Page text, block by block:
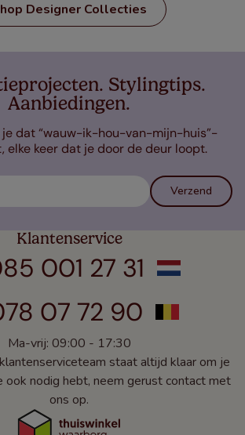
Designer Collecties
Stylingtips.
Aanbiedingen.
je dat “wauw-ik-hou-van-mijn-huis”-
elke keer dat je door de deur loopt.
Verzend
Klantenservice
001 27 31
07 72 90
Ma-vrij: 09:00 - 17:30
staat altijd klaar om je
nodig hebt, neem gerust contact met
ons op.